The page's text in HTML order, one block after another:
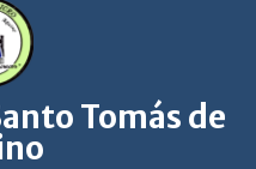
Tomás de